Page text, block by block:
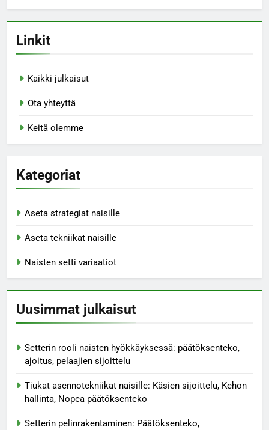
Linkit
Kaikki julkaisut
Ota yhteyttä
Keitä olemme
Kategoriat
Aseta strategiat naisille
Aseta tekniikat naisille
Naisten setti variaatiot
Uusimmat julkaisut
Setterin rooli naisten hyökkäyksessä: päätöksenteko,
ajoitus, pelaajien sijoittelu
Tiukat asennotekniikat naisille: Käsien sijoittelu, Kehon
hallinta, Nopea päätöksenteko
Setterin pelinrakentaminen: Päätöksenteko,